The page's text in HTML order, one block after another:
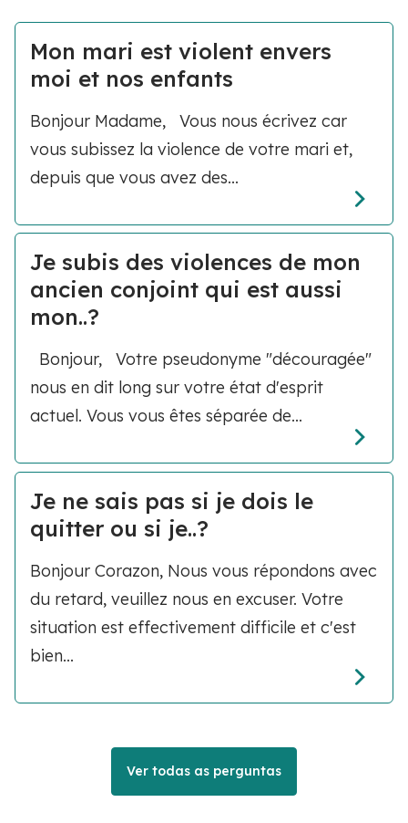
Mon mari est violent envers
moi et nos enfants
Bonjour Madame, Vous nous écrivez car
vous subissez la violence de votre mari et,
depuis que vous avez des...
Je subis des violences de mon
ancien conjoint qui est aussi
mon..?
Bonjour, Votre pseudonyme "découragée"
nous en dit long sur votre état d'esprit
actuel. Vous vous êtes séparée de...
Je ne sais pas si je dois le
quitter ou si je..?
Bonjour Corazon, Nous vous répondons avec
du retard, veuillez nous en excuser. Votre
situation est effectivement difficile et c'est
bien...
Ver todas as perguntas